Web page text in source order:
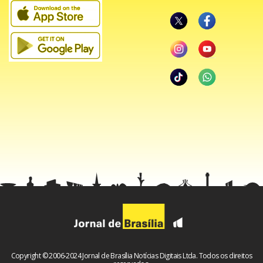
Samambaia, a Carreta também conta com o apoio da
Coordenação Regional de Ensino, dos Conselhos Tutelares
e de instituições sociais.
Copyright © 2006-2024 Jornal de Brasília Notícias Digitais Ltda. Todos os direitos